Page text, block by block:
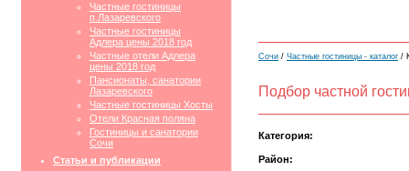
Частные гостиницы
п.Лазаревского
Частные гостиницы
Адлера цены 2018 год
Частные отели Адлера
цены 2018 год
Пансионаты, санатории
Лазаревского
Частные гостиницы Хосты
Отели Красная поляна
Гостиницы и санатории
Сочи
Статьи и публикации
Сочи / Частные гостиницы - каталог /
Подбор частной
Категория:
Район: